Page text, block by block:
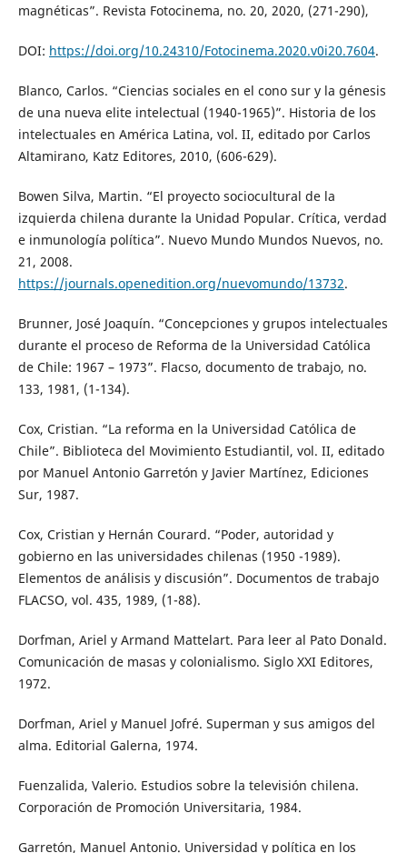
magnéticas”. Revista Fotocinema, no. 20, 2020, (271-290),
DOI: https://doi.org/10.24310/Fotocinema.2020.v0i20.7604.
Blanco, Carlos. “Ciencias sociales en el cono sur y la génesis
de una nueva elite intelectual (1940-1965)”. Historia de los
intelectuales en América Latina, vol. II, editado por Carlos
Altamirano, Katz Editores, 2010, (606-629).
Bowen Silva, Martin. “El proyecto sociocultural de la
izquierda chilena durante la Unidad Popular. Crítica, verdad
e inmunología política”. Nuevo Mundo Mundos Nuevos, no.
21, 2008.
https://journals.openedition.org/nuevomundo/13732.
Brunner, José Joaquín. “Concepciones y grupos intelectuales
durante el proceso de Reforma de la Universidad Católica
de Chile: 1967 – 1973”. Flacso, documento de trabajo, no.
133, 1981, (1-134).
Cox, Cristian. “La reforma en la Universidad Católica de
Chile”. Biblioteca del Movimiento Estudiantil, vol. II, editado
por Manuel Antonio Garretón y Javier Martínez, Ediciones
Sur, 1987.
Cox, Cristian y Hernán Courard. “Poder, autoridad y
gobierno en las universidades chilenas (1950 -1989).
Elementos de análisis y discusión”. Documentos de trabajo
FLACSO, vol. 435, 1989, (1-88).
Dorfman, Ariel y Armand Mattelart. Para leer al Pato Donald.
Comunicación de masas y colonialismo. Siglo XXI Editores,
1972.
Dorfman, Ariel y Manuel Jofré. Superman y sus amigos del
alma. Editorial Galerna, 1974.
Fuenzalida, Valerio. Estudios sobre la televisión chilena.
Corporación de Promoción Universitaria, 1984.
Garretón, Manuel Antonio. Universidad y política en los